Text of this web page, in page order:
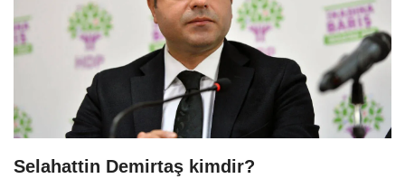
Selahattin Demirtaş kimdir?